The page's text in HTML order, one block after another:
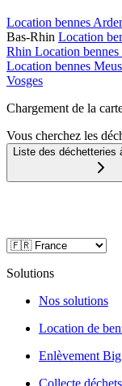
Location bennes
Bas-Rhin Location
Rhin Location bennes
Location bennes
Vosges
Chargement de la
Vous cherchez les
Liste des déchetteries
Solutions
Nos solutions
Location de
Enlèvement